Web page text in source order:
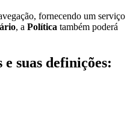
fornecendo um serviço
, a Política também poderá
suas definições: